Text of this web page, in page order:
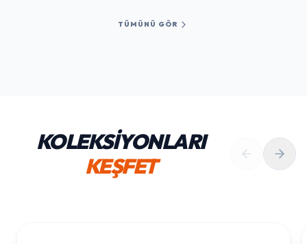
TÜMÜNÜ GÖR
KOLEKSİYONLARI
KEŞFET